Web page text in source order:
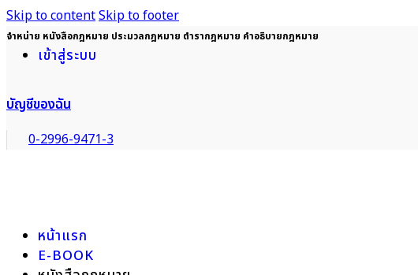
Skip to contentSkip to footer
จำหน่าย หนังสือกฎหมาย ประมวลกฎหมาย ตำรากฎหมาย คำอธิบายกฎหมาย
เข้าสู่ระบบ
บัญชีของฉัน
0-2996-9471-3
หน้าแรก
E-BOOK